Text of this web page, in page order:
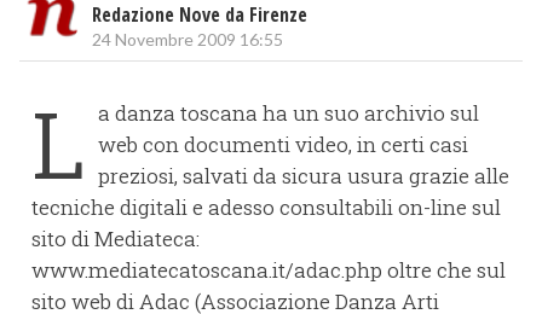
Redazione Nove da Firenze
24 Novembre 2009 16:55
L a danza toscana ha un suo archivio sul
web con documenti video, in certi casi
preziosi, salvati da sicura usura grazie alle
tecniche digitali e adesso consultabili on-line sul
sito di Mediateca:
www.mediatecatoscana.it/adac.php oltre che sul
sito web di Adac (Associazione Danza Arti